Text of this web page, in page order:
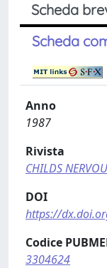
Scheda
Scheda
Anno
1987
Rivista
CHILDS
DOI
https://
Codice
3304624